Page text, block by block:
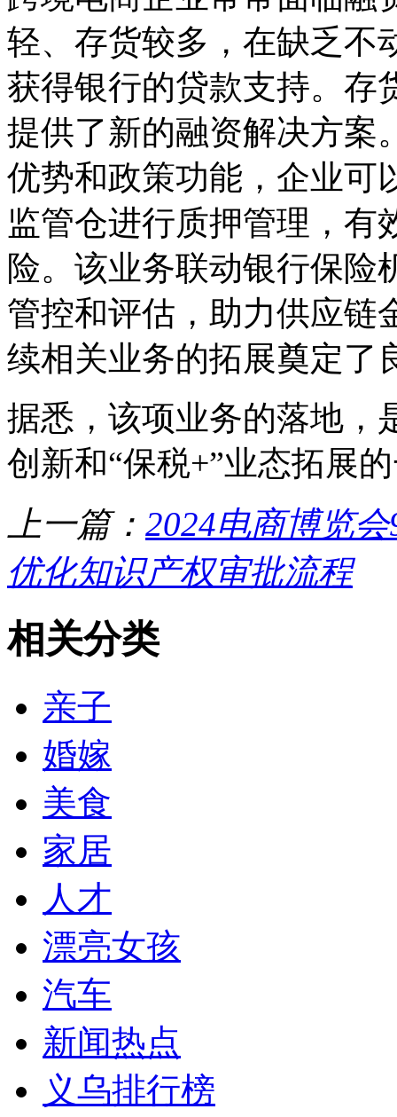
轻、存货较多，在缺乏不
获得银行的贷款支持。存
提供了新的融资解决方案
优势和政策功能，企业可
监管仓进行质押管理，有
险。该业务联动银行保险
管控和评估，助力供应链
续相关业务的拓展奠定了
据悉，该项业务的落地，
创新和“保税+”业态拓展
上一篇： 2024电商博览
优化知识产权审批流程
相关分类
亲子
婚嫁
美食
家居
人才
漂亮女孩
汽车
新闻热点
义乌排行榜